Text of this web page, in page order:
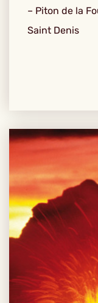
– Piton de la
Saint Denis